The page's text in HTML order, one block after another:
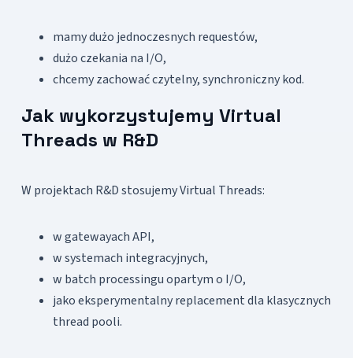
mamy dużo jednoczesnych requestów,
dużo czekania na I/O,
chcemy zachować czytelny, synchroniczny kod.
Jak wykorzystujemy Virtual
Threads w R&D
W projektach R&D stosujemy Virtual Threads:
w gatewayach API,
w systemach integracyjnych,
w batch processingu opartym o I/O,
jako eksperymentalny replacement dla klasycznych
thread pooli.